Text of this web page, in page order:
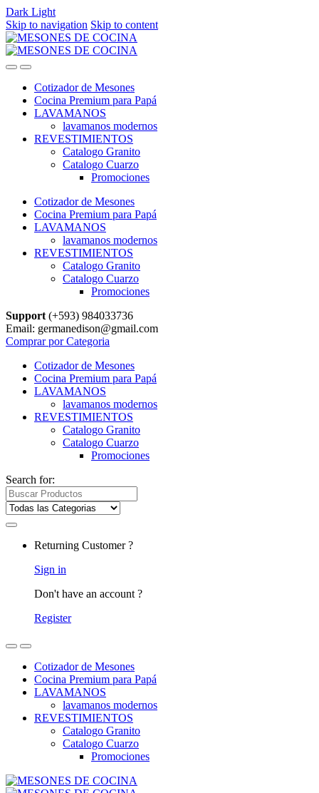
Dark Light
Skip to navigation Skip to content
Cotizador de Mesones
Cocina Premium para Papá
LAVAMANOS
lavamanos modernos
REVESTIMIENTOS
Catalogo Granito
Catalogo Cuarzo
Promociones
Cotizador de Mesones
Cocina Premium para Papá
LAVAMANOS
lavamanos modernos
REVESTIMIENTOS
Catalogo Granito
Catalogo Cuarzo
Promociones
Support (+593) 984033736
Email: germanedison@gmail.com
Comprar por Categoria
Cotizador de Mesones
Cocina Premium para Papá
LAVAMANOS
lavamanos modernos
REVESTIMIENTOS
Catalogo Granito
Catalogo Cuarzo
Promociones
Search for:
Returning Customer ?
Sign in
Don't have an account ?
Register
Cotizador de Mesones
Cocina Premium para Papá
LAVAMANOS
lavamanos modernos
REVESTIMIENTOS
Catalogo Granito
Catalogo Cuarzo
Promociones